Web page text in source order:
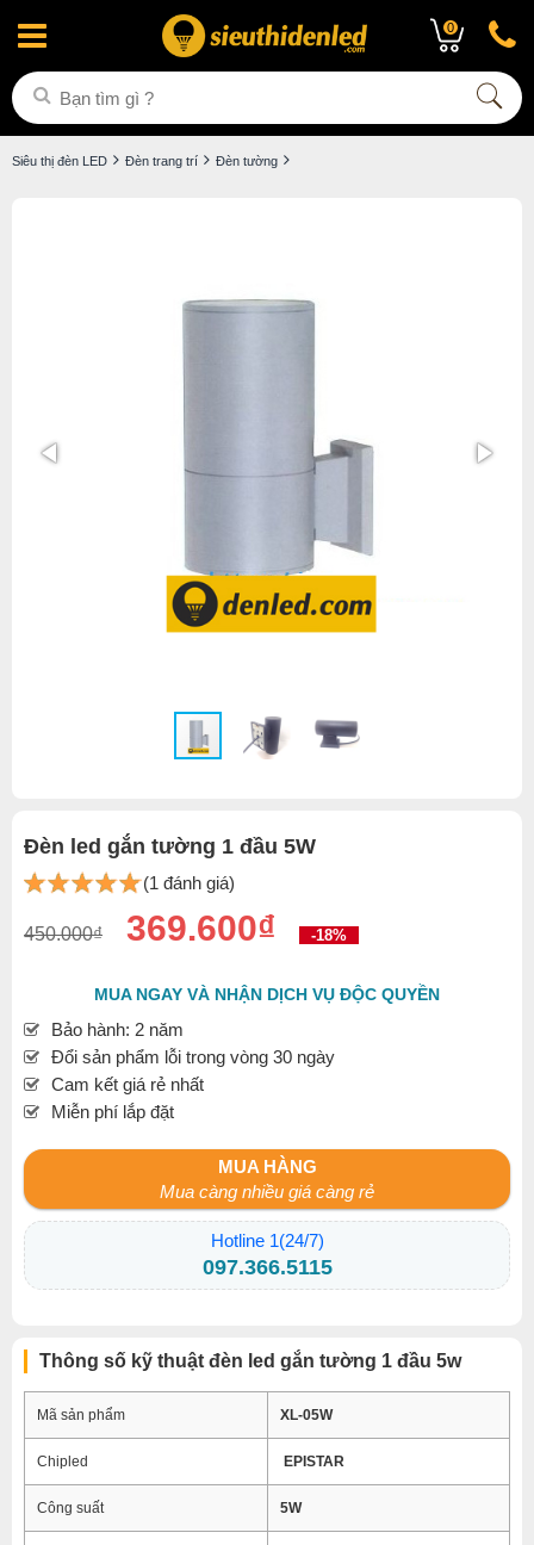
0
Siêu thị đèn LED Đèn trang trí Đèn tường
Đèn led gắn tường 1 đầu 5W
(1 đánh giá)
450.000₫ 369.600₫ -18%
MUA NGAY VÀ NHẬN DỊCH VỤ ĐỘC QUYỀN
Bảo hành: 2 năm
Đổi sản phẩm lỗi trong vòng 30 ngày
Cam kết giá rẻ nhất
Miễn phí lắp đặt
MUA HÀNG
Mua càng nhiều giá càng rẻ
Hotline 1(24/7)
097.366.5115
Thông số kỹ thuật đèn led gắn tường 1 đầu 5w
Mã sản phẩm XL-05W
Chipled EPISTAR
Công suất 5W